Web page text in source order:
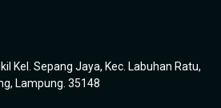
Kel. Sepang Jaya, Kec. Labuhan Ratu,
Lampung. 35148